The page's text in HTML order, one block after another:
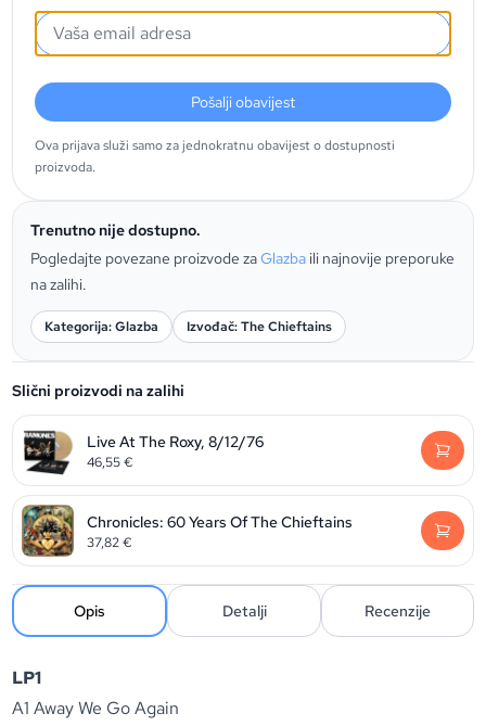
Pošalji obavijest
Ova prijava služi samo za jednokratnu obavijest o dostupnosti
proizvoda.
Trenutno nije dostupno.
Pogledajte povezane proizvode zaGlazba ili najnovije preporuke
na zalihi.
Kategorija: Glazba Izvođač: The Chieftains
Slični proizvodi na zalihi
Live At The Roxy, 8/12/76
46,55€
Chronicles: 60 Years Of The Chieftains
37,82€
Opis Detalji Recenzije
LP1
A1 Away We Go Again